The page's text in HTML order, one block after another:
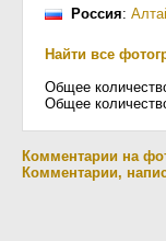
Россия:
Найти все
Общее
Общее
Комментарии на
Комментарии,